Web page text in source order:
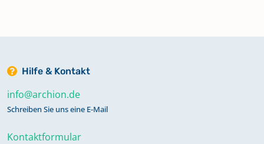
Hilfe & Kontakt
info@archion.de
Schreiben Sie uns eine E-Mail
Kontaktformular